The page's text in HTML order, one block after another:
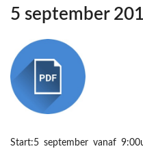
5 september
Start:5 september vanaf